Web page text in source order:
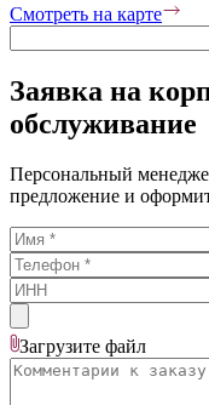
Смотреть на карте
Заявка на
обслуживание
Персональный
предложение и
Загрузите файл